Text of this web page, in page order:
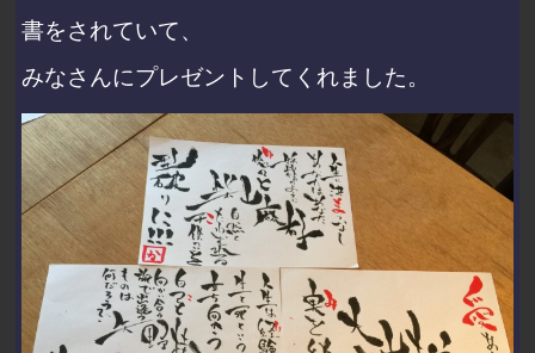
書をされていて、
みなさんにプレゼントしてくれました。